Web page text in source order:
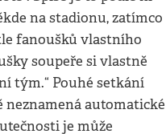
na stadionu, zatímco
fanoušků vlastního
soupeře si vlastně
tým.“ Pouhé setkání
neznamená automatické
je může